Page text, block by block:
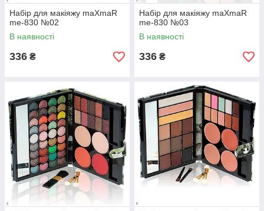
Набір для макіяжу maXmaR
me-830 №02
В наявності
336 ₴
Набір для макіяжу maXmaR
me-830 №03
В наявності
336 ₴